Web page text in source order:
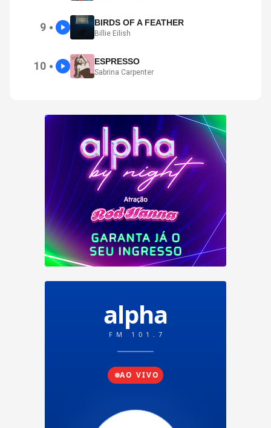
9 ● BIRDS OF A FEATHER
Billie Eilish
10 ● ESPRESSO
Sabrina Carpenter